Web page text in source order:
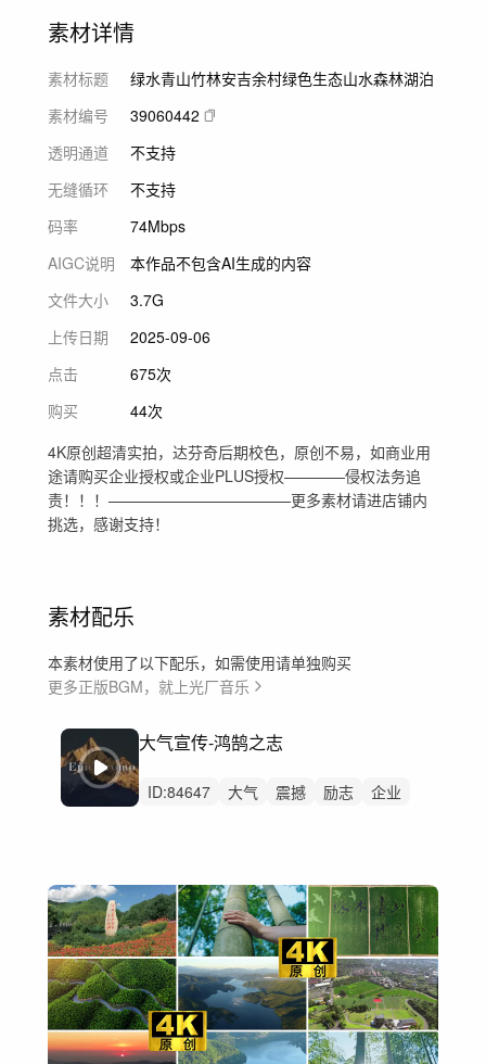
素材详情
素材标题
绿水青山竹林安吉余村绿色生态山水森林湖泊
素材编号
39060442
透明通道
不支持
无缝循环
不支持
码率
74Mbps
AIGC说明
本作品不包含AI生成的内容
文件大小
3.7G
上传日期
2025-09-06
点击
675次
购买
44次
4K原创超清实拍，达芬奇后期校色，原创不易，如商业用
途请购买企业授权或企业PLUS授权————侵权法务追
责！！！————————————更多素材请进店铺内
挑选，感谢支持！
素材配乐
本素材使用了以下配乐，如需使用请单独购买
更多正版BGM，就上光厂音乐
大气宣传-鸿鹄之志
ID:84647 大气 震撼 励志
企业